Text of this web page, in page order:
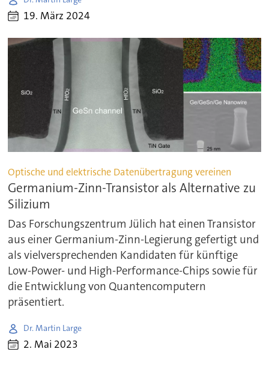
19. März 2024
Optische und elektrische Datenübertragung vereinen
Germanium-Zinn-Transistor als Alternative zu
Silizium
Das Forschungszentrum Jülich hat einen Transistor
aus einer Germanium-Zinn-Legierung gefertigt und
als vielversprechenden Kandidaten für künftige
Low-Power- und High-Performance-Chips sowie für
die Entwicklung von Quantencomputern
präsentiert.
Dr. Martin Large
2. Mai 2023